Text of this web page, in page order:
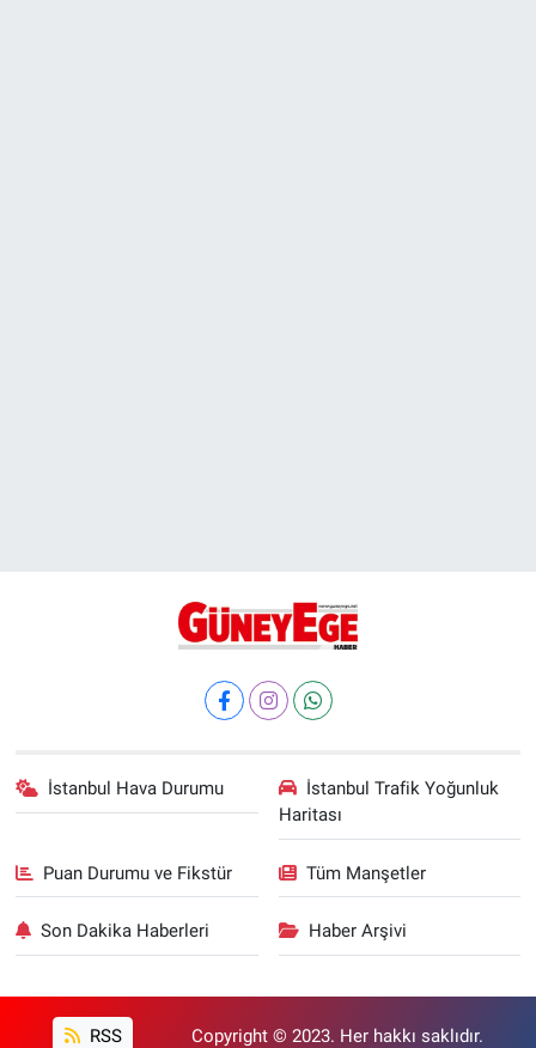
İstanbul Hava Durumu
İstanbul Trafik Yoğunluk
Haritası
Puan Durumu ve Fikstür Tüm Manşetler
Son Dakika Haberleri Haber Arşivi
RSS Copyright © 2023. Her hakkı saklıdır.